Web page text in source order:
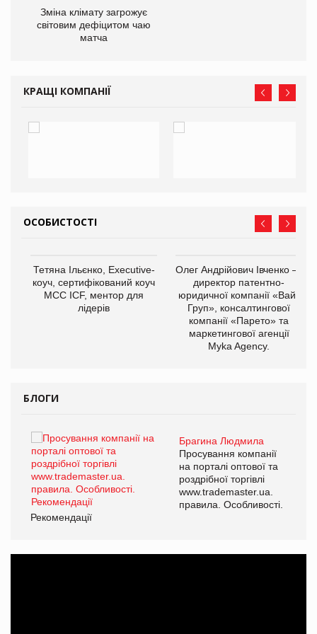
Зміна клімату загрожує
світовим дефіцитом чаю
матча
КРАЩІ КОМПАНІЇ
ОСОБИСТОСТІ
Тетяна Ільєнко, Executive-
коуч, сертифікований коуч
МСС ICF, ментор для
лідерів
Олег Андрійович Івченко —
директор патентно-
юридичної компанії «Вайз
Груп», консалтингової
компанії «Парето» та
маркетингової агенції
Myka Agency.
БЛОГИ
Брагина Людмила
Просування компанії
на порталі оптової та
роздрібної торгівлі
www.trademaster.ua.
правила. Особливості.
Рекомендації